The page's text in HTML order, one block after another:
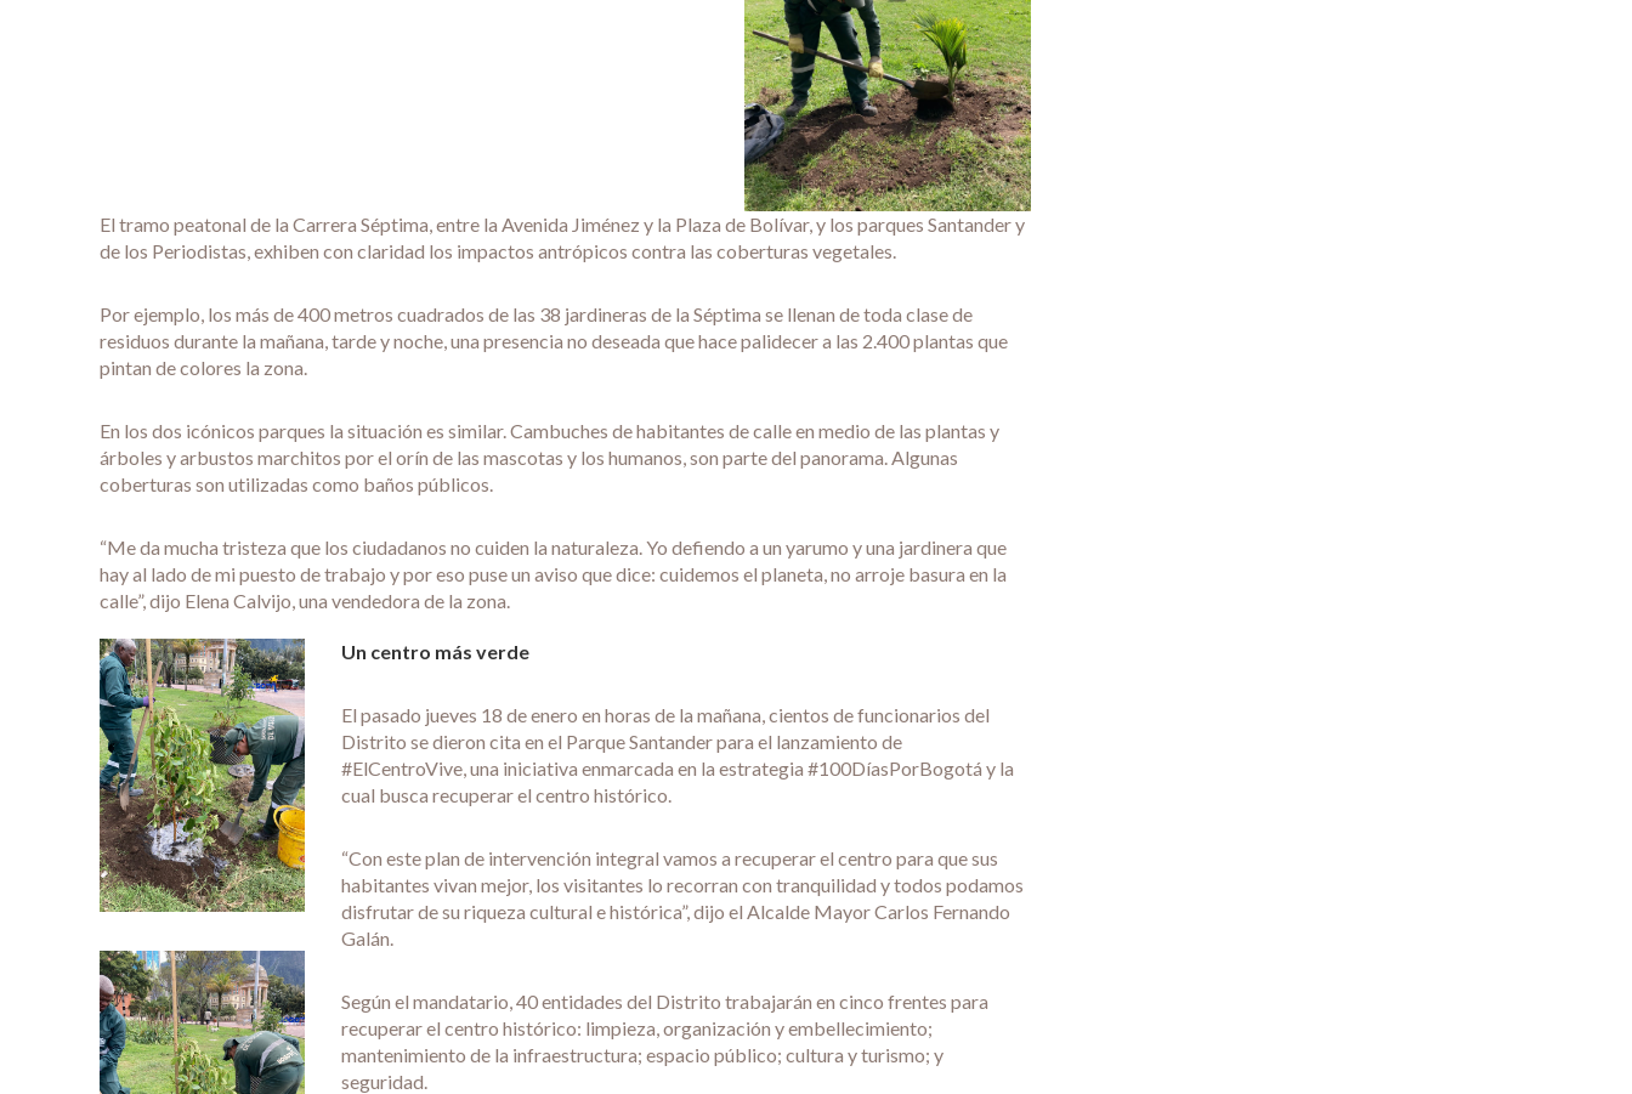
El tramo peatonal de la Carrera Séptima, entre la Avenida Jiménez y la Plaza de Bolívar, y los parques Santander y
de los Periodistas, exhiben con claridad los impactos antrópicos contra las coberturas vegetales.
Por ejemplo, los más de 400 metros cuadrados de las 38 jardineras de la Séptima se llenan de toda clase de
residuos durante la mañana, tarde y noche, una presencia no deseada que hace palidecer a las 2.400 plantas que
pintan de colores la zona.
En los dos icónicos parques la situación es similar. Cambuches de habitantes de calle en medio de las plantas y
árboles y arbustos marchitos por el orín de las mascotas y los humanos, son parte del panorama. Algunas
coberturas son utilizadas como baños públicos.
“Me da mucha tristeza que los ciudadanos no cuiden la naturaleza. Yo defiendo a un yarumo y una jardinera que
hay al lado de mi puesto de trabajo y por eso puse un aviso que dice: cuidemos el planeta, no arroje basura en la
calle”, dijo Elena Calvijo, una vendedora de la zona.
Un centro más verde
El pasado jueves 18 de enero en horas de la mañana, cientos de funcionarios del
Distrito se dieron cita en el Parque Santander para el lanzamiento de
#ElCentroVive, una iniciativa enmarcada en la estrategia #100DíasPorBogotá y la
cual busca recuperar el centro histórico.
“Con este plan de intervención integral vamos a recuperar el centro para que sus
habitantes vivan mejor, los visitantes lo recorran con tranquilidad y todos podamos
disfrutar de su riqueza cultural e histórica”, dijo el Alcalde Mayor Carlos Fernando
Galán.
Según el mandatario, 40 entidades del Distrito trabajarán en cinco frentes para
recuperar el centro histórico: limpieza, organización y embellecimiento;
mantenimiento de la infraestructura; espacio público; cultura y turismo; y
seguridad.